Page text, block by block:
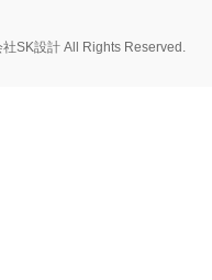
SK設計 All Rights Reserved.